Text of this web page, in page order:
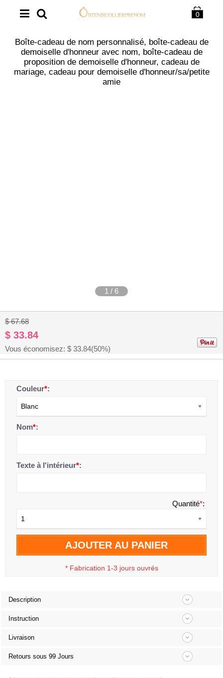
0
Boîte-cadeau de nom personnalisé, boîte-cadeau de
demoiselle d'honneur avec nom, boîte-cadeau de
proposition de demoiselle d'honneur, cadeau de
mariage, cadeau pour demoiselle d'honneur/sa/petite
amie
1 / 6
$ 67.68
$ 33.84
Vous économisez: $ 33.84(50%)
Couleur*:
Blanc
Nom*:
Texte à l'intérieur*:
Quantité*:
1
AJOUTER AU PANIER
* Fabrication 1-3 jours ouvrés
Description
Instruction
Livraison
Retours sous 99 Jours